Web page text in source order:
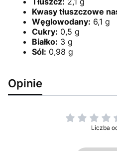
Kwasy tłuszczowe
Węglowodany: 6,1 g
Cukry: 0,5 g
Białko: 3 g
Sól: 0,98 g
Opinie
Liczba